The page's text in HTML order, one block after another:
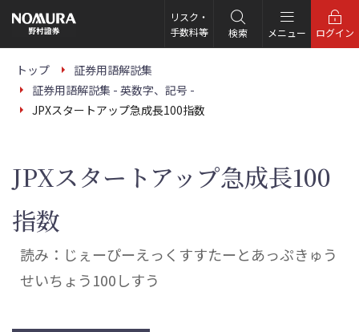
の
ー
リスク・
手数料等
検索 メニュー ログイン
トップ
証券用語解説集
証券用語解説集 - 英数字、記号 -
JPXスタートアップ急成長100指数
JPXスタートアップ急成長100
指数
読み：じぇーぴーえっくすすたーとあっぷきゅう
せいちょう100しすう